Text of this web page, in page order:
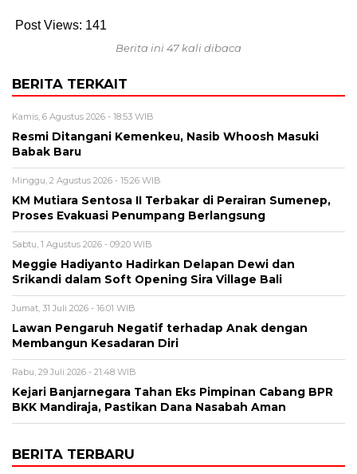
Post Views: 141
Berita ini 47 kali dibaca
BERITA TERKAIT
Kamis, 6 Agustus 2026 - 18:53 WIB
Resmi Ditangani Kemenkeu, Nasib Whoosh Masuki
Babak Baru
Minggu, 2 Agustus 2026 - 15:26 WIB
KM Mutiara Sentosa II Terbakar di Perairan Sumenep,
Proses Evakuasi Penumpang Berlangsung
Sabtu, 1 Agustus 2026 - 09:20 WIB
Meggie Hadiyanto Hadirkan Delapan Dewi dan
Srikandi dalam Soft Opening Sira Village Bali
Jumat, 31 Juli 2026 - 16:01 WIB
Lawan Pengaruh Negatif terhadap Anak dengan
Membangun Kesadaran Diri
Rabu, 29 Juli 2026 - 21:48 WIB
Kejari Banjarnegara Tahan Eks Pimpinan Cabang BPR
BKK Mandiraja, Pastikan Dana Nasabah Aman
BERITA TERBARU